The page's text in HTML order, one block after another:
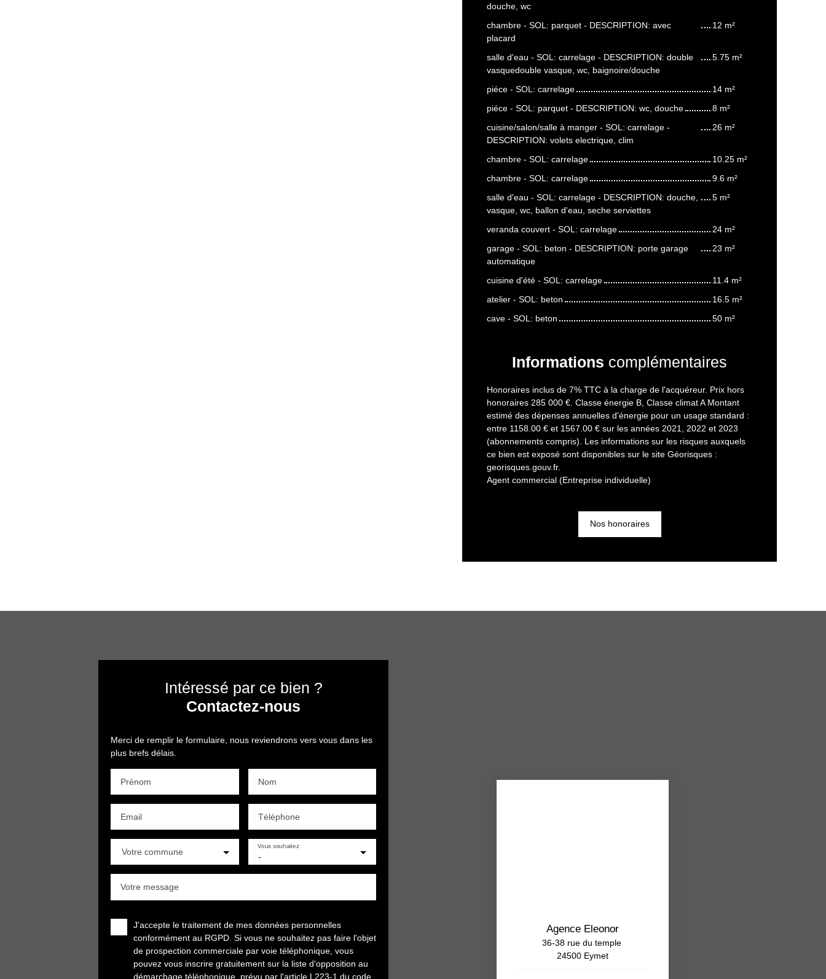
douche, wc
chambre - SOL: parquet - DESCRIPTION: avec
placard
12 m²
salle d'eau - SOL: carrelage - DESCRIPTION: double
vasquedouble vasque, wc, baignoire/douche
5.75 m²
piéce - SOL: carrelage
14 m²
piéce - SOL: parquet - DESCRIPTION: wc, douche
8 m²
cuisine/salon/salle à manger - SOL: carrelage -
DESCRIPTION: volets electrique, clim
26 m²
chambre - SOL: carrelage
10.25 m²
chambre - SOL: carrelage
9.6 m²
salle d'eau - SOL: carrelage - DESCRIPTION: douche,
vasque, wc, ballon d'eau, seche serviettes
5 m²
veranda couvert - SOL: carrelage
24 m²
garage - SOL: beton - DESCRIPTION: porte garage
automatique
23 m²
cuisine d'été - SOL: carrelage
11.4 m²
atelier - SOL: beton
16.5 m²
cave - SOL: beton
50 m²
Informations complémentaires
Honoraires inclus de 7% TTC à la charge de l'acquéreur. Prix hors
honoraires 285 000 €. Classe énergie B, Classe climat A Montant
estimé des dépenses annuelles d'énergie pour un usage standard :
entre 1158.00 € et 1567.00 € sur les années 2021, 2022 et 2023
(abonnements compris). Les informations sur les risques auxquels
ce bien est exposé sont disponibles sur le site Géorisques :
georisques.gouv.fr.
Agent commercial (Entreprise individuelle)
Nos honoraires
Intéressé par ce bien ?
Contactez-nous
Merci de remplir le formulaire, nous reviendrons vers vous dans les
plus brefs délais.
Prénom Nom
Email Téléphone
Votre commune -
Vous souhaitez
Votre message
J'accepte le traitement de mes données personnelles
conformément au RGPD. Si vous ne souhaitez pas faire l'objet
de prospection commerciale par voie téléphonique, vous
pouvez vous inscrire gratuitement sur la liste d'opposition au
démarchage téléphonique, prévu par l'article L223-1 du code
Agence Eleonor
36-38 rue du temple
24500 Eymet